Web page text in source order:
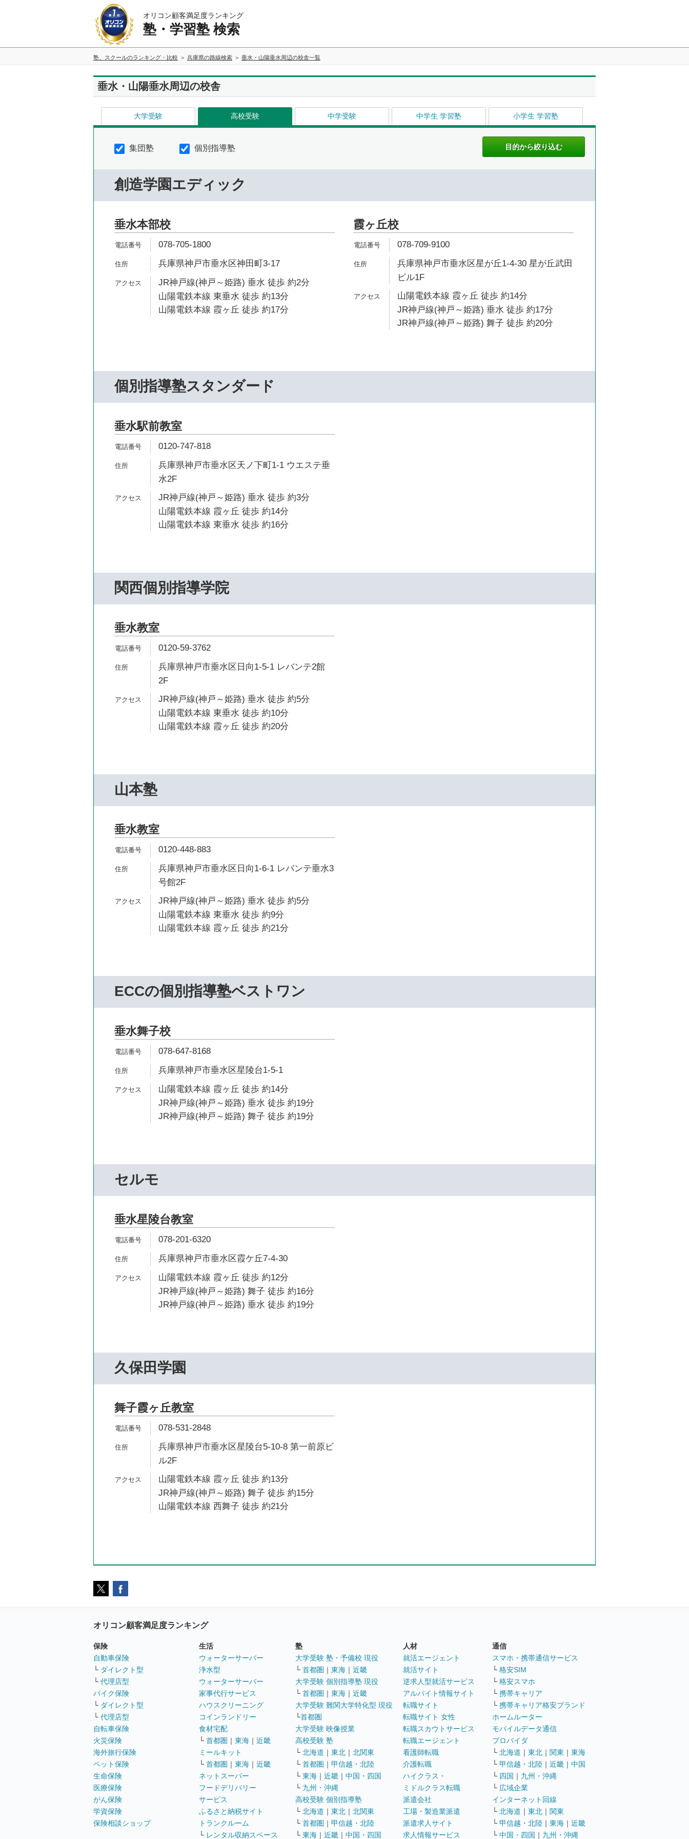
オリコン顧客満足度ランキング
塾・学習塾 検索
塾、スクールのランキング・比較 兵庫県の路線検索 垂水・山陽垂水周辺の校舎一覧
垂水・山陽垂水周辺の校舎
大学受験 高校受験 中学受験 中学生 学習塾 小学生 学習塾
集団塾 個別指導塾
創造学園エディック
垂水本部校
078-705-1800
兵庫県神戸市垂水区神田町3-17
JR神戸線(神戸～姫路) 垂水 徒歩 約2分
山陽電鉄本線 東垂水 徒歩 約13分
山陽電鉄本線 霞ヶ丘 徒歩 約17分
霞ヶ丘校
078-709-9100
兵庫県神戸市垂水区星が丘1-4-30 星が丘武田
ビル1F
山陽電鉄本線 霞ヶ丘 徒歩 約14分
JR神戸線(神戸～姫路) 垂水 徒歩 約17分
JR神戸線(神戸～姫路) 舞子 徒歩 約20分
個別指導塾スタンダード
垂水駅前教室
0120-747-818
兵庫県神戸市垂水区天ノ下町1-1 ウエステ垂
水2F
JR神戸線(神戸～姫路) 垂水 徒歩 約3分
山陽電鉄本線 霞ヶ丘 徒歩 約14分
山陽電鉄本線 東垂水 徒歩 約16分
関西個別指導学院
垂水教室
0120-59-3762
兵庫県神戸市垂水区日向1-5-1 レバンテ2館
2F
JR神戸線(神戸～姫路) 垂水 徒歩 約5分
山陽電鉄本線 東垂水 徒歩 約10分
山陽電鉄本線 霞ヶ丘 徒歩 約20分
山本塾
垂水教室
0120-448-883
兵庫県神戸市垂水区日向1-6-1 レバンテ垂水3
号館2F
JR神戸線(神戸～姫路) 垂水 徒歩 約5分
山陽電鉄本線 東垂水 徒歩 約9分
山陽電鉄本線 霞ヶ丘 徒歩 約21分
ECCの個別指導塾ベストワン
垂水舞子校
078-647-8168
兵庫県神戸市垂水区星陵台1-5-1
山陽電鉄本線 霞ヶ丘 徒歩 約14分
JR神戸線(神戸～姫路) 垂水 徒歩 約19分
JR神戸線(神戸～姫路) 舞子 徒歩 約19分
セルモ
垂水星陵台教室
078-201-6320
兵庫県神戸市垂水区霞ケ丘7-4-30
山陽電鉄本線 霞ヶ丘 徒歩 約12分
JR神戸線(神戸～姫路) 舞子 徒歩 約16分
JR神戸線(神戸～姫路) 垂水 徒歩 約19分
久保田学園
舞子霞ヶ丘教室
078-531-2848
兵庫県神戸市垂水区星陵台5-10-8 第一前原ビ
ル2F
山陽電鉄本線 霞ヶ丘 徒歩 約13分
JR神戸線(神戸～姫路) 舞子 徒歩 約15分
山陽電鉄本線 西舞子 徒歩 約21分
オリコン顧客満足度ランキング
保険
自動車保険
└ ダイレクト型
└ 代理店型
バイク保険
└ ダイレクト型
└ 代理店型
自転車保険
火災保険
海外旅行保険
ペット保険
生命保険
医療保険
がん保険
学資保険
保険相談ショップ
生活
ウォーターサーバー
浄水型
ウォーターサーバー
家事代行サービス
ハウスクリーニング
コインランドリー
食材宅配
└ 首都圏 ｜ 東海 ｜ 近畿
ミールキット
└ 首都圏 ｜ 東海 ｜ 近畿
ネットスーパー
フードデリバリー
サービス
ふるさと納税サイト
トランクルーム
└ レンタル収納スペース
塾
大学受験 塾・予備校 現役
└ 首都圏 ｜ 東海 ｜ 近畿
大学受験 個別指導塾 現役
└ 首都圏 ｜ 東海 ｜ 近畿
大学受験 難関大学特化型 現役
└首都圏
大学受験 映像授業
高校受験 塾
└ 北海道 ｜ 東北 ｜ 北関東
└ 首都圏 ｜ 甲信越・北陸
└ 東海 ｜ 近畿 ｜ 中国・四国
└ 九州・沖縄
高校受験 個別指導塾
└ 北海道 ｜ 東北 ｜ 北関東
└ 首都圏 ｜ 甲信越・北陸
└ 東海 ｜ 近畿 ｜ 中国・四国
人材
就活エージェント
就活サイト
逆求人型就活サービス
アルバイト情報サイト
転職サイト
転職サイト 女性
転職スカウトサービス
転職エージェント
看護師転職
介護転職
ハイクラス・
ミドルクラス転職
派遣会社
工場・製造業派遣
派遣求人サイト
求人情報サービス
通信
スマホ・携帯通信サービス
└ 格安SIM
└ 格安スマホ
└ 携帯キャリア
└ 携帯キャリア格安ブランド
ホームルーター
モバイルデータ通信
プロバイダ
└ 北海道 ｜ 東北 ｜ 関東 ｜ 東海
└ 甲信越・北陸 ｜ 近畿 ｜ 中国
└ 四国 ｜ 九州・沖縄
└ 広域企業
インターネット回線
└ 北海道 ｜ 東北 ｜ 関東
└ 甲信越・北陸 ｜ 東海 ｜ 近畿
└ 中国・四国 ｜ 九州・沖縄